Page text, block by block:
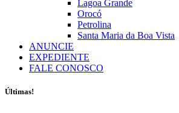
Lagoa Grande
Orocó
Petrolina
Santa Maria da Boa Vista
ANUNCIE
EXPEDIENTE
FALE CONOSCO
Últimas!